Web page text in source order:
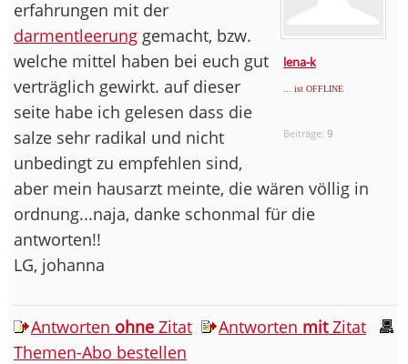
lena-k
... ist OFFLINE
Beiträge:9
erfahrungen mit der
darmentleerung gemacht, bzw.
welche mittel haben bei euch gut
verträglich gewirkt. auf dieser
seite habe ich gelesen dass die
salze sehr radikal und nicht
unbedingt zu empfehlen sind,
aber mein hausarzt meinte, die wären völlig in
ordnung...naja, danke schonmal für die
antworten!!
LG, johanna
Antworten ohne Zitat Antworten mitZitat
Themen-Abo bestellen